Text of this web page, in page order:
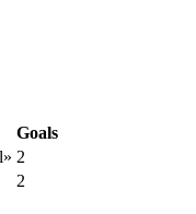
Goals
2
2